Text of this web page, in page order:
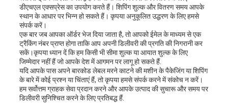
डीएचएल एक्सप्रेस का उपयोग करते हैं। शिपिंग शुल्क और वितरण समय आपके
स्थान के आधार पर भिन्न हो सकते हैं। कृपया अनुकूलित उद्धरण के लिए हमसे
संपर्क करें।
एक बार जब आपका ऑर्डर भेज दिया जाता है, तो आपको ईमेल के माध्यम से एक
ट्रैकिंग नंबर प्राप्त होगा ताकि आप अपनी डिलीवरी की प्रगति की निगरानी कर
सकें।कृपया ध्यान दें कि हम किसी भी सीमा शुल्क या आयात शुल्क के लिए
जिम्मेदार नहीं हैं जो आपके देश में आगमन पर लागू हो सकते हैं.
यदि आपके पास अपने बारकोड लेबल मरने काटने की मशीन के पैकेजिंग या शिपिंग
के बारे में कोई प्रश्न या चिंताएं हैं, तो कृपया हमसे संपर्क करने में संकोच न करें।
हम सर्वोत्तम ग्राहक सेवा प्रदान करने और आपके उत्पाद की सुचारू और समय पर
डिलीवरी सुनिश्चित करने के लिए प्रतिबद्ध हैं.